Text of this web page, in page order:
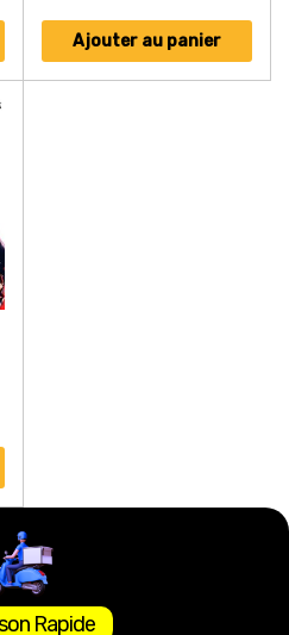
Ajouter au panier
Rapide